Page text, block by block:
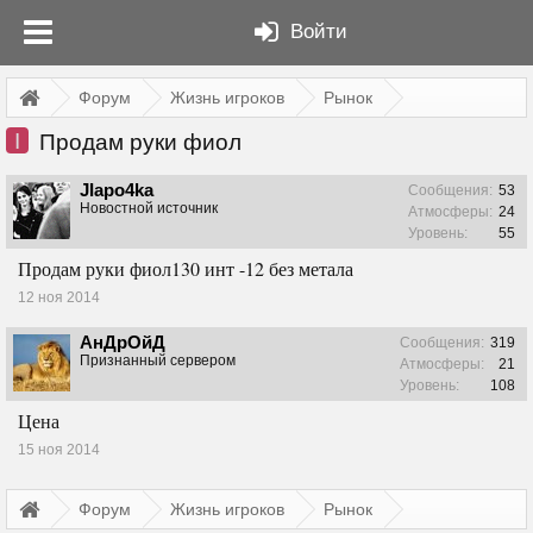
Войти
Форум Жизнь игроков Рынок
I Продам руки фиол
JIapo4ka
Новостной источник
Сообщения: 53
Атмосферы: 24
Уровень:
55
Продам руки фиол130 инт -12 без метала
12 ноя 2014
АнДрОйД
Признанный сервером
Сообщения: 319
Атмосферы:
21
Уровень:
108
Цена
15 ноя 2014
Форум Жизнь игроков Рынок